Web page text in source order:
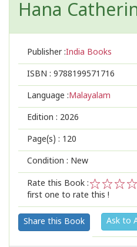
Hana
Publisher :India Books
ISBN : 9788199571716
Language :Malayalam
Edition : 2026
Page(s) : 120
Condition : New
Rate this Book :
2
1
first one to rate this !
Share this Book Ask to